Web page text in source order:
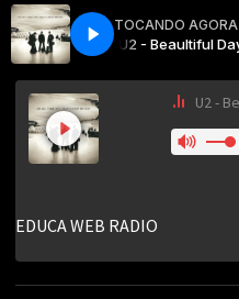
TOCANDO AGORA
U2 - Beaultiful Day